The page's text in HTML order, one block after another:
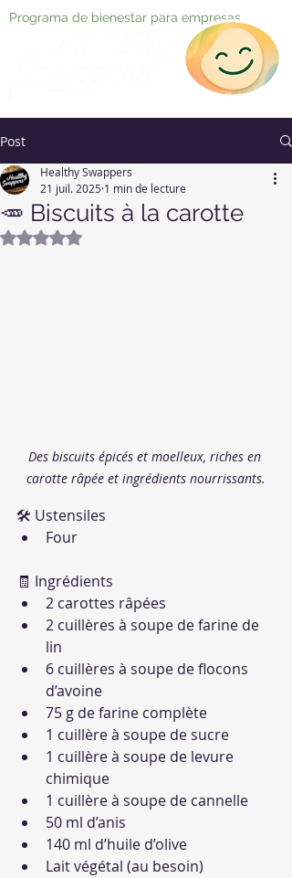
Programa de bienestar para empresas
Post
🥕 Biscuits à la carotte
Healthy Swappers
21 juil. 2025 1 min de lecture
Noté NaN étoiles sur 5.
Des biscuits épicés et moelleux, riches en
carotte râpée et ingrédients nourrissants.
🛠 Ustensiles
Four
🧾 Ingrédients
2 carottes râpées
2 cuillères à soupe de farine de
lin
6 cuillères à soupe de flocons
d’avoine
75 g de farine complète
1 cuillère à soupe de sucre
1 cuillère à soupe de levure
chimique
1 cuillère à soupe de cannelle
50 ml d’anis
140 ml d’huile d’olive
Lait végétal (au besoin)